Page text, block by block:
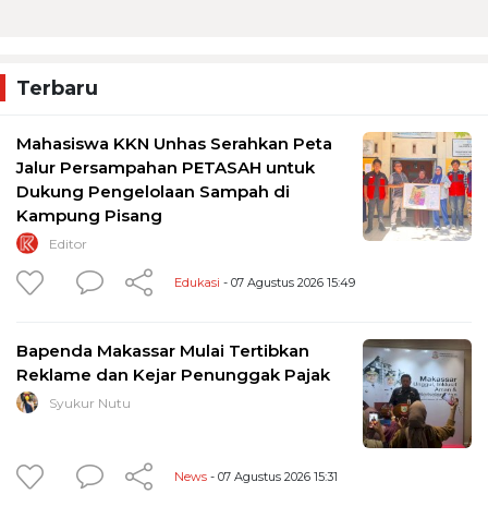
Terbaru
Mahasiswa KKN Unhas Serahkan Peta
Jalur Persampahan PETASAH untuk
Dukung Pengelolaan Sampah di
Kampung Pisang
Editor
Edukasi - 07 Agustus 2026 15:49
Bapenda Makassar Mulai Tertibkan
Reklame dan Kejar Penunggak Pajak
Syukur Nutu
News - 07 Agustus 2026 15:31